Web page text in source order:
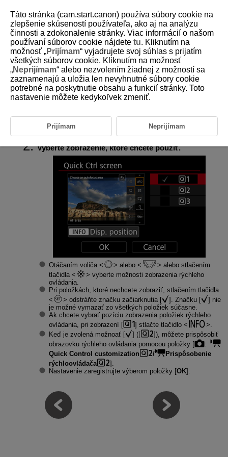
D388-114
Obrazovka rýchleho ovládania
Zobrazenia rýchleho ovládania (
) dostupné počas nahrávania
videozáznamu môžete zmeniť.
Vyberte položku [
Quick Ctrl screen/Obraz.
).
Vyberte zobrazenie, ktoré chcete použiť.
Otáčaním voliča alebo
alebo stlačením
tlačidla
vyberte možnosti zobrazenia rýchleho
ovládania.
Pri položkách, ktoré nechcete zobraziť, stlačením tlačidla
odstráňte značku začiarknutia [
]. Značku [
] nie
je možné vymazať zo všetkých položiek súčasne.
Ak chcete vybrať pozíciu zobrazenia položiek rýchleho
ovládania, pri zobrazení [
] stlačte tlačidlo
.
Keď je zvolená možnoať [
] ([
]), môžete prispôsobiť
obrazovku rýchleho ovládania pomocou položky [
:
Quick Control customization
/
Prispôsobenie
rýchloovládača
].
Nastavenie zaregistrujte výberom položky [OK].
Táto stránka (cam.start.canon) používa súbory cookie na
zlepšenie skúseností používateľa, ako aj na analýzu
činnosti a zdokonalenie stránky. Viac informácií o našom
používaní súborov cookie nájdete tu. Kliknutím na
možnosť „Prijímam“ vyjadrujete svoj súhlas s prijatím
všetkých súborov cookie. Kliknutím na možnosť
„Neprijímam“ alebo nezvolením žiadnej z možností sa
zaznamenajú a uložia len nevyhnutné súbory cookie
potrebné na poskytnutie obsahu a funkcií stránky. Toto
nastavenie môžete kedykoľvek zmeniť.
Prijímam Neprijímam